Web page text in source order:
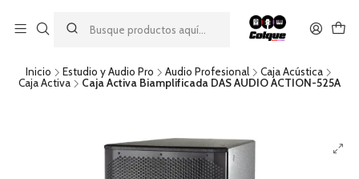
descuento por pago con transferencia bancaria
por una compra mínima de $49.990. Este descuento no es
acumulable a otras promociones ni aplicable a gastos de envío.
Inicio Estudio y Audio Pro Audio Profesional
Caja Acústica
Caja Activa
Caja Activa Biamplificada DAS AUDIO ACTION-525A